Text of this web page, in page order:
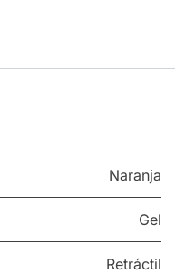
Naranja
Gel
Retráctil